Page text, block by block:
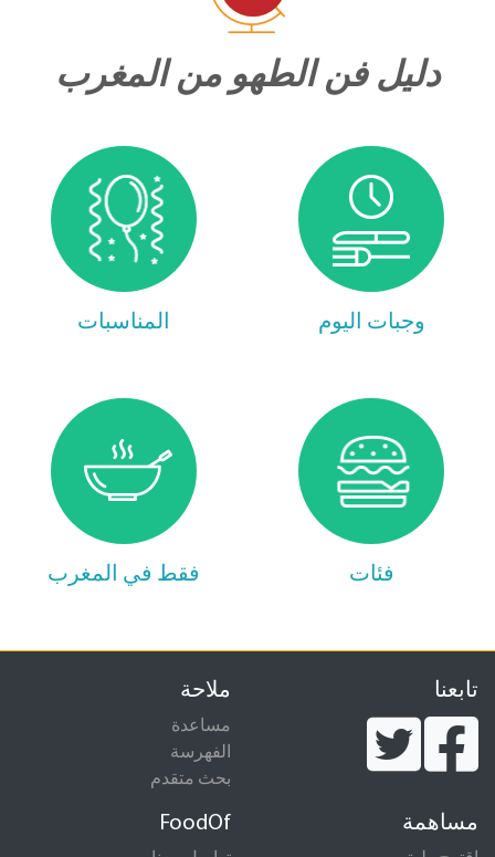
دليل فن الطهو من المغرب
وجبات اليوم المناسبات
فئات فقط في المغرب
تابعنا ملاحة
مساعدة
الفهرسة
بحث متقدم
مساهمة FoodOf